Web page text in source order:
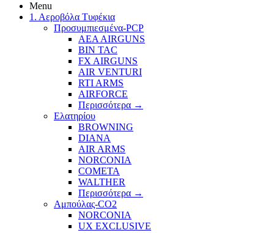
Menu
1. Αεροβόλα Τυφέκια
Προσυμπιεσμένα-PCP
AEA AIRGUNS
BIN TAC
FX AIRGUNS
AIR VENTURI
RTI ARMS
AIRFORCE
Περισσότερα →
Ελατηρίου
BROWNING
DIANA
AIR ARMS
NORCONIA
COMETA
WALTHER
Περισσότερα →
Αμπούλας-CO2
NORCONIA
UX EXCLUSIVE